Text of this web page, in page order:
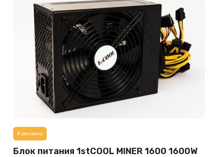
Блок питания 1stCOOL MINER 1600 1600W
В рассрочку